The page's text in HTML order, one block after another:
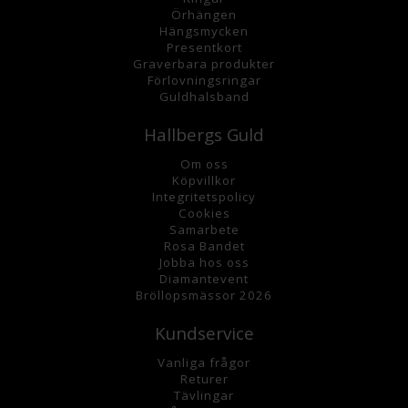
Örhängen
Hängsmycken
Presentkort
Graverbara produkter
Förlovningsringar
Guldhalsband
Hallbergs Guld
Om oss
Köpvillkor
Integritetspolicy
Cookies
Samarbete
Rosa Bandet
Jobba hos oss
Diamantevent
Bröllopsmässor 2026
Kundservice
Vanliga frågor
Returer
Tävlingar